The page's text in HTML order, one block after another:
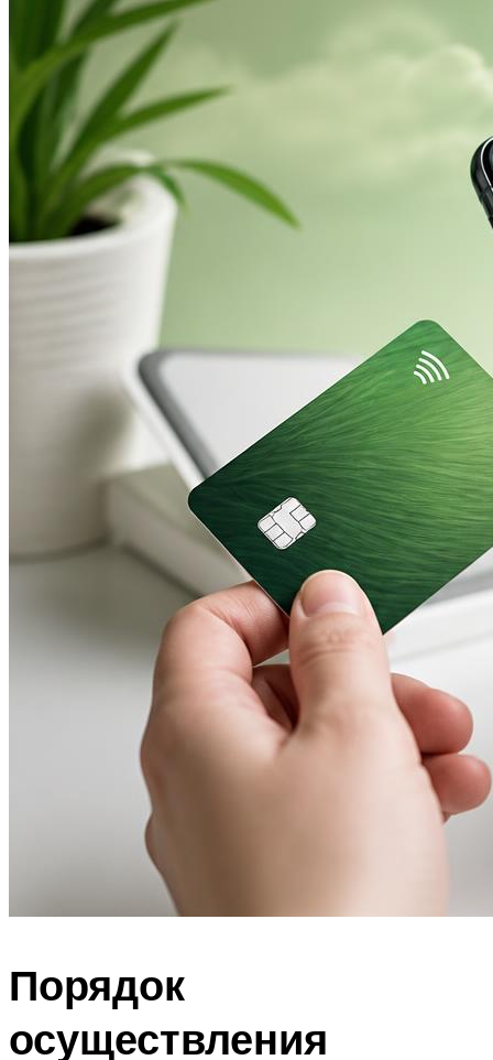
Порядок
осуществления